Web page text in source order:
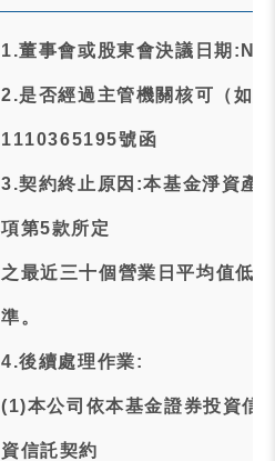
1.董事會或股東會決議日期:NA
2.是否經過主管機關核可（如
1110365195號函
3.契約終止原因:本基金淨資產
項第5款所定
之最近三十個營業日平均值低
準。
4.後續處理作業:
(1)本公司依本基金證券投資信
資信託契約